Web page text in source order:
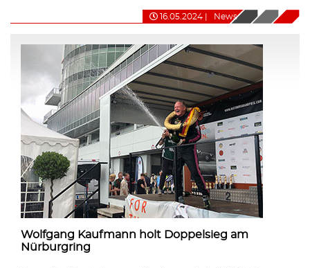
16.05.2024 News
Wolfgang Kaufmann holt Doppelsieg am
Nürburgring